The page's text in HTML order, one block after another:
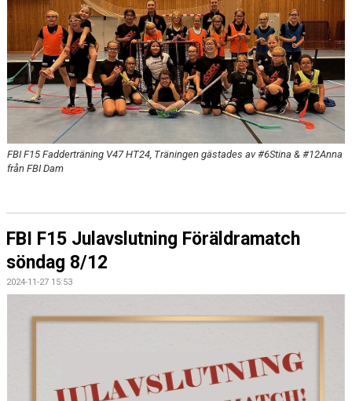
FBI F15 Fadderträning V47 HT24, Träningen gästades av #6Stina & #12Anna
från FBI Dam
FBI F15 Julavslutning Föräldramatch
söndag 8/12
2024-11-27 15:53